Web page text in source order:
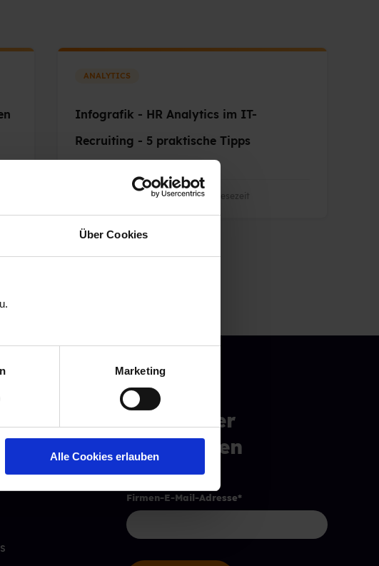
Über Cookies
Marketing
Alle Cookies erlauben
ANALYTICS
Infografik - HR Analytics im IT-
Recruiting - 5 praktische Tipps
13.05.2019 08:02:00 | 1 Minuten Lesezeit
Newsletter
abonnieren
Firmen-E-Mail-Adresse*